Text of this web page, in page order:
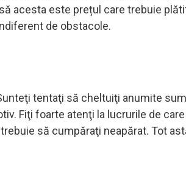
acesta este prețul care trebuie
de obstacole.
tentaţi să cheltuiţi anumite
Fiţi foarte atenţi la lucrurile de
să cumpăraţi neapărat. Tot